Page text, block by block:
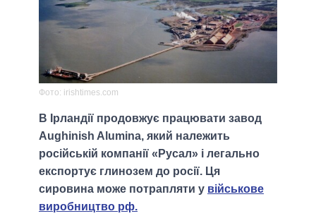
Фото: irishtimes.com
В Ірландії продовжує працювати завод
Aughinish Alumina, який належить
російській компанії «Русал» і легально
експортує глинозем до росії. Ця
сировина може потрапляти у військове
виробництво рф.